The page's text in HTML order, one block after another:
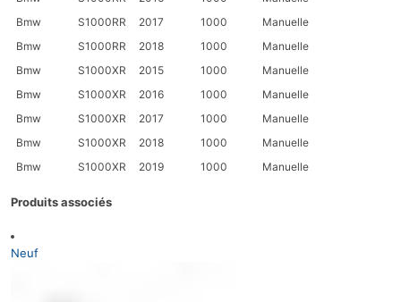
Bmw
S1000RR 2017 1000
Manuelle
Bmw
S1000RR 2018 1000
Manuelle
Bmw
S1000XR 2015 1000
Manuelle
Bmw
S1000XR 2016 1000
Manuelle
Bmw
S1000XR 2017 1000
Manuelle
Bmw
S1000XR 2018 1000
Manuelle
Bmw
S1000XR 2019 1000 Manuelle
Produits associés
Neuf